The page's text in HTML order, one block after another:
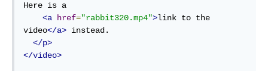
Here is a
<a
href="rabbit320.mp4">link to the
video</a> instead.
</p>
</video>